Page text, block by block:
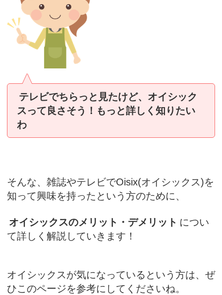
テレビでちらっと見たけど、オイシック
スって良さそう！もっと詳しく知りたい
わ
そんな、雑誌やテレビでOisix(オイシックス)を
知って興味を持ったという方のために、
オイシックスのメリット・デメリット につい
て詳しく解説していきます！
オイシックスが気になっているという方は、ぜ
ひこのページを参考にしてくださいね。